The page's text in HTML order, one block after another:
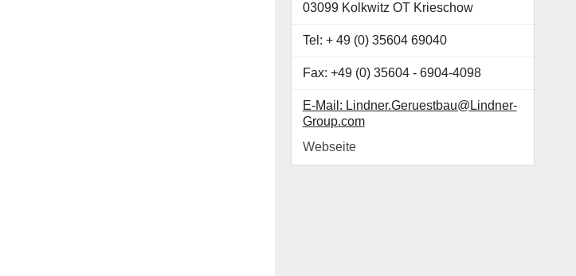
03099 Kolkwitz OT Krieschow
Tel: + 49 (0) 35604 69040
Fax: +49 (0) 35604 - 6904-4098
E-Mail: Lindner.Geruestbau@Lindner-
Group.com
Webseite